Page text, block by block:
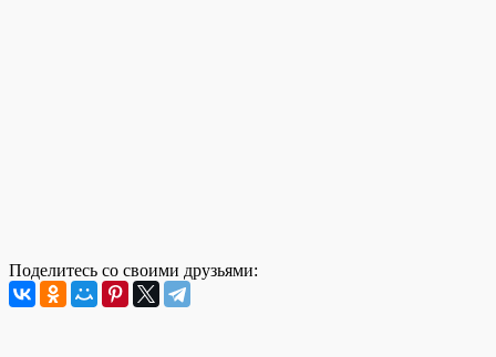
Поделитесь со своими друзьями: